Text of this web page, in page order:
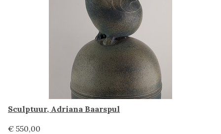
Sculptuur, Adriana Baarspul
€ 550,00